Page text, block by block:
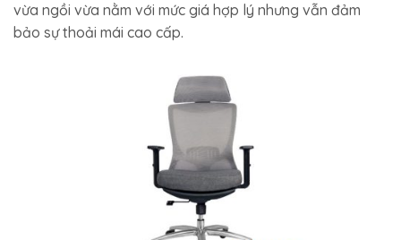
vừa ngồi vừa nằm với mức giá hợp lý nhưng vẫn đảm
bảo sự thoải mái cao cấp.